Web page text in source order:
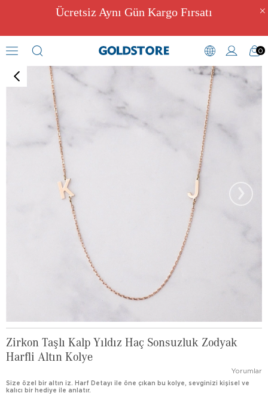
Ücretsiz Aynı Gün Kargo Fırsatı
0
Zirkon Taşlı Kolyeler
›
Zirkon Taşlı Kalp Yıldız Haç Sonsuzluk Zodyak
Harfli Altın Kolye
Yorumlar
Size özel bir altın iz. Harf Detayı ile öne çıkan bu kolye, sevginizi kişisel ve
kalıcı bir hediye ile anlatır.